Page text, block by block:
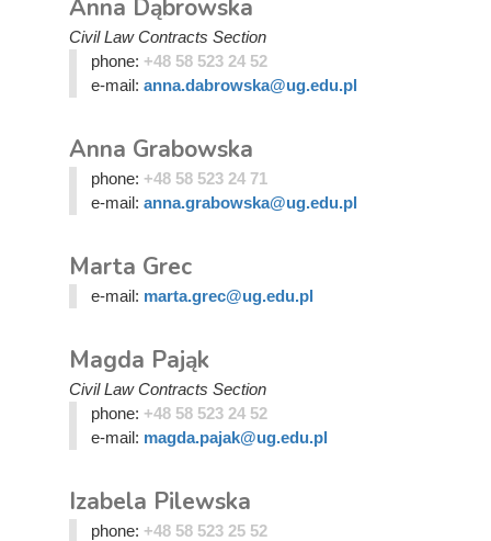
Anna Dąbrowska
Civil Law Contracts Section
phone: +48 58 523 24 52
e-mail: anna.dabrowska@ug.edu.pl
Anna Grabowska
phone: +48 58 523 24 71
e-mail: anna.grabowska@ug.edu.pl
Marta Grec
e-mail: marta.grec@ug.edu.pl
Magda Pająk
Civil Law Contracts Section
phone: +48 58 523 24 52
e-mail: magda.pajak@ug.edu.pl
Izabela Pilewska
phone: +48 58 523 25 52